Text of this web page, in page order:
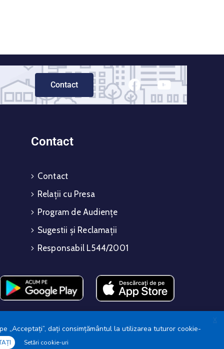
Contact
Contact
Contact
Relații cu Presa
Program de Audiențe
Sugestii și Reclamații
Responsabil L544/2001
X
„Acceptați”, dați consimțământul la utilizarea tuturor cookie-
Setări cookie-uri